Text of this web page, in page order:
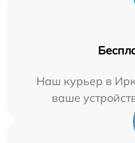
Наш курьер в
ваше